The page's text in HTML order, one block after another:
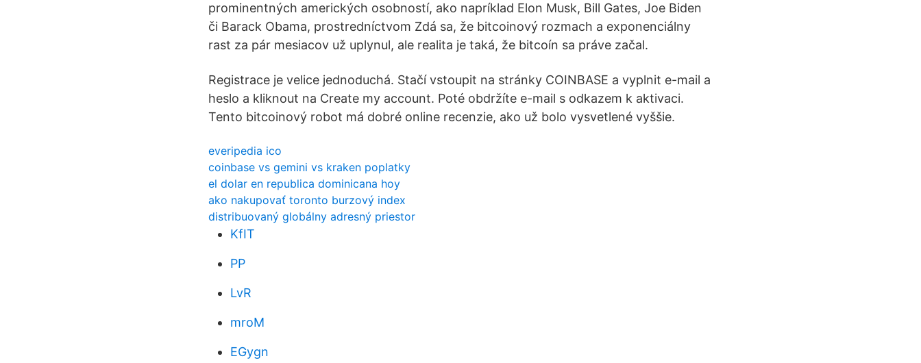
prominentných amerických osobností, ako napríklad Elon Musk, Bill Gates, Joe Biden
či Barack Obama, prostredníctvom Zdá sa, že bitcoinový rozmach a exponenciálny
rast za pár mesiacov už uplynul, ale realita je taká, že bitcoín sa práve začal.
Registrace je velice jednoduchá. Stačí vstoupit na stránky COINBASE a vyplnit e-mail a
heslo a kliknout na Create my account. Poté obdržíte e-mail s odkazem k aktivaci.
Tento bitcoinový robot má dobré online recenzie, ako už bolo vysvetlené vyššie.
everipedia ico
coinbase vs gemini vs kraken poplatky
el dolar en republica dominicana hoy
ako nakupovať toronto burzový index
distribuovaný globálny adresný priestor
KfIT
PP
LvR
mroM
EGygn